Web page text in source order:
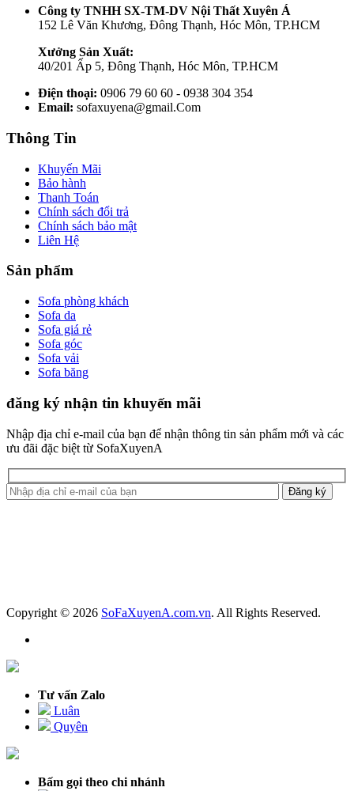
Công ty TNHH SX-TM-DV Nội Thất Xuyên Á
152 Lê Văn Khương, Đông Thạnh, Hóc Môn, TP.HCM
Xưởng Sản Xuất:
40/201 Ấp 5, Đông Thạnh, Hóc Môn, TP.HCM
Điện thoại: 0906 79 60 60 - 0938 304 354
Email: sofaxuyena@gmail.Com
Thông Tin
Khuyến Mãi
Bảo hành
Thanh Toán
Chính sách đổi trả
Chính sách bảo mật
Liên Hệ
Sản phẩm
Sofa phòng khách
Sofa da
Sofa giá rẻ
Sofa góc
Sofa vải
Sofa băng
đăng ký nhận tin khuyến mãi
Nhập địa chỉ e-mail của bạn để nhận thông tin sản phẩm mới và các
ưu đãi đặc biệt từ SofaXuyenA
Copyright © 2026 SoFaXuyenA.com.vn. All Rights Reserved.
Tư vấn Zalo
Luân
Quyên
Bấm gọi theo chi nhánh